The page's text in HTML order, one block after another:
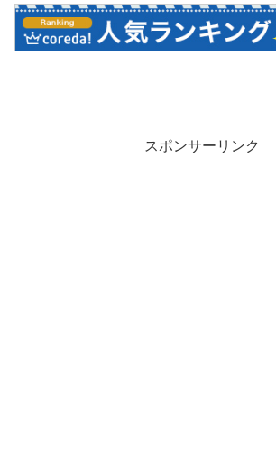
スポンサーリンク